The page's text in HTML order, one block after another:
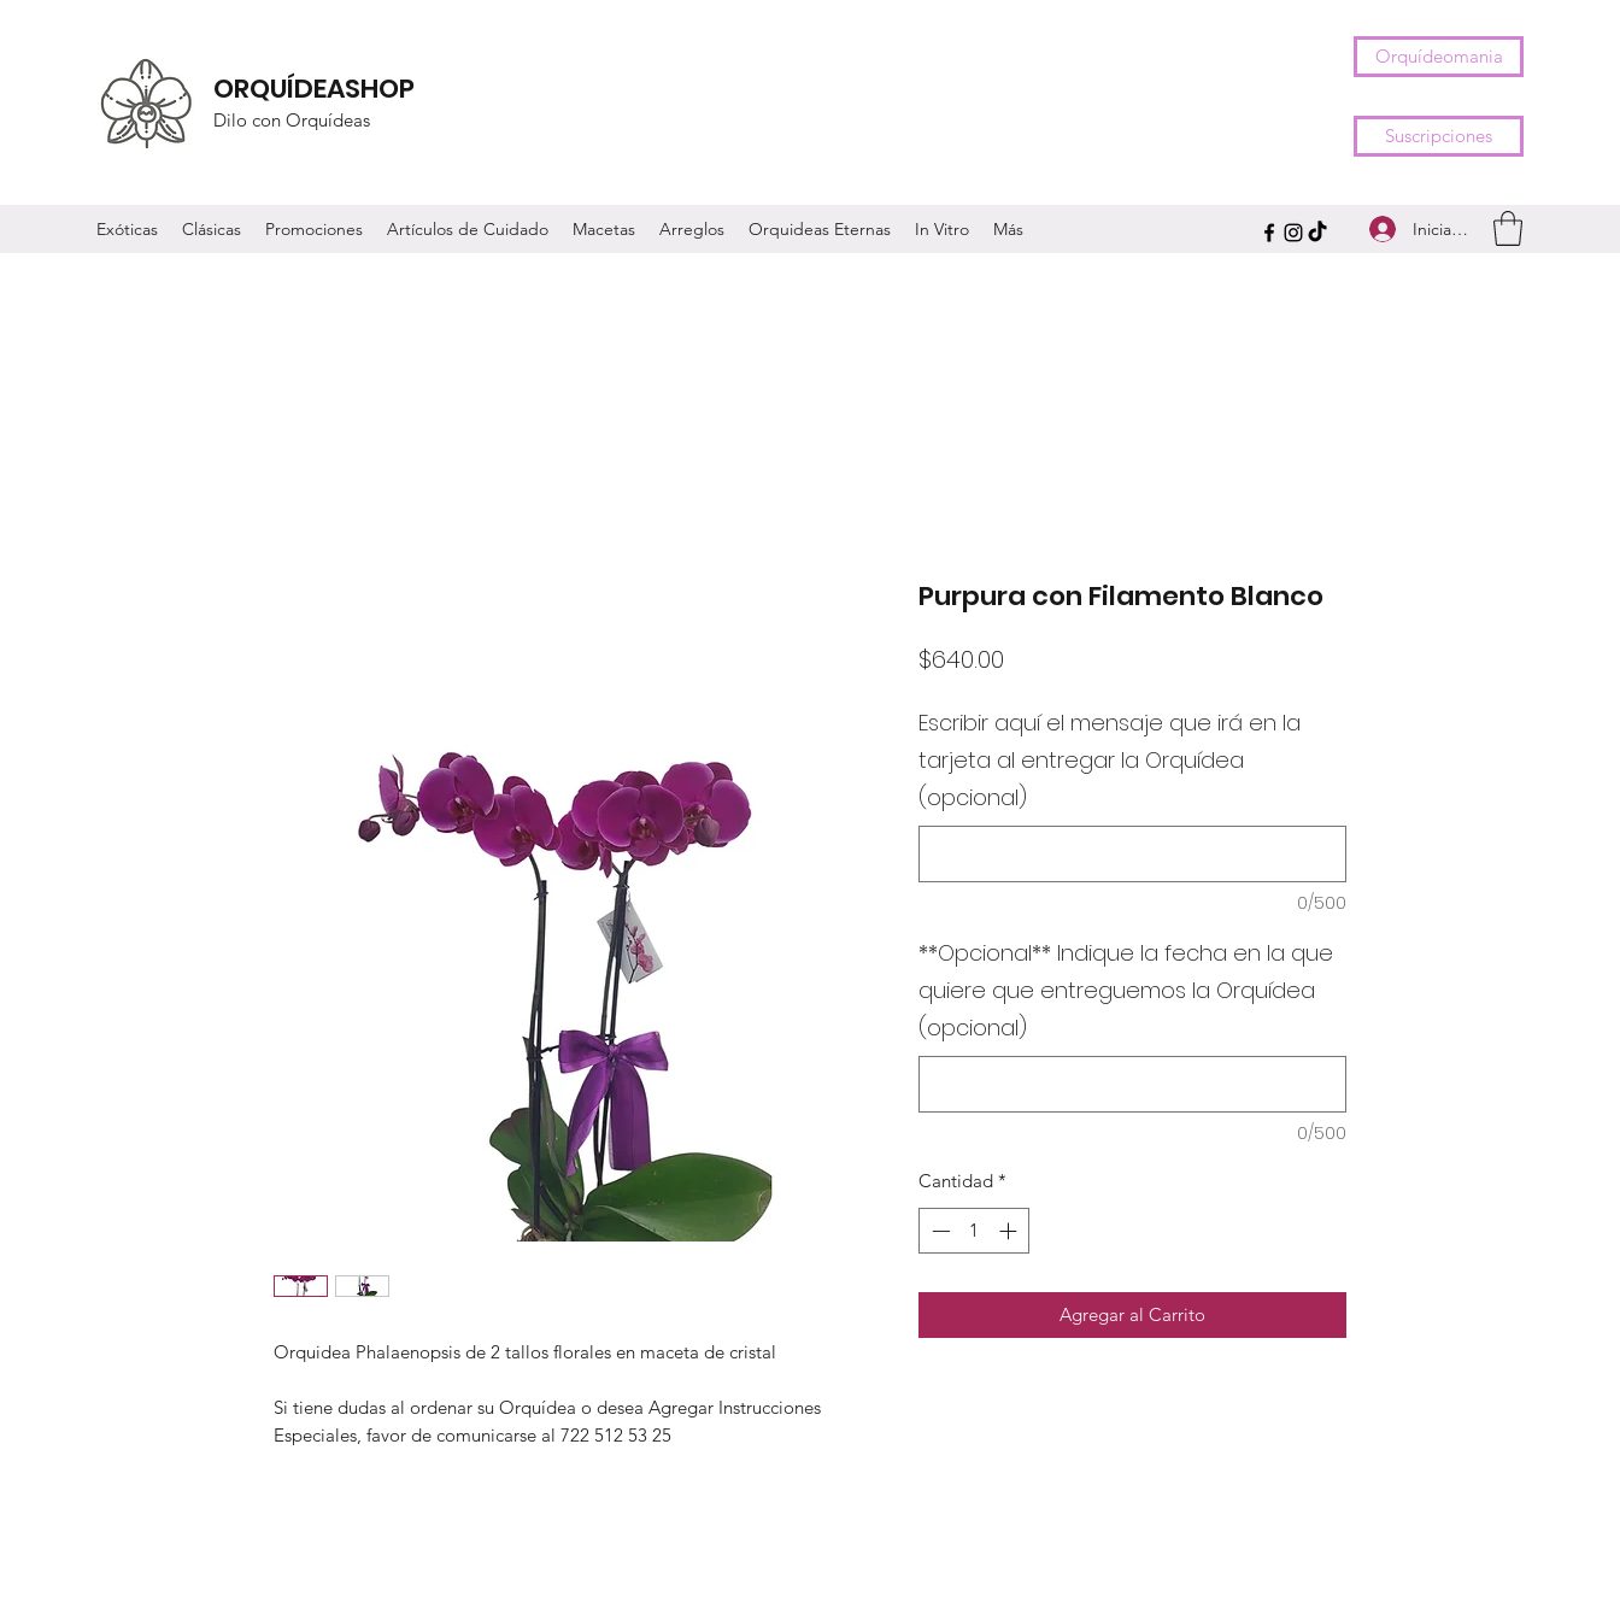
ORQUÍDEASHOP
Dilo con Orquídeas
Orquídeomania
Suscripciones
Exóticas Clásicas Promociones Artículos de Cuidado Macetas Arreglos Orquideas Eternas In Vitro Más Iniciar sesión
Orquidea Phalaenopsis de 2 tallos florales en maceta de cristal
Si tiene dudas al ordenar su Orquídea o desea Agregar Instrucciones
Especiales, favor de comunicarse al 722 512 53 25
Purpura con Filamento Blanco
$640.00
Escribir aquí el mensaje que irá en la
tarjeta al entregar la Orquídea
(opcional)
0/500
**Opcional** Indique la fecha en la que
quiere que entreguemos la Orquídea
(opcional)
0/500
Cantidad *
Agregar al Carrito